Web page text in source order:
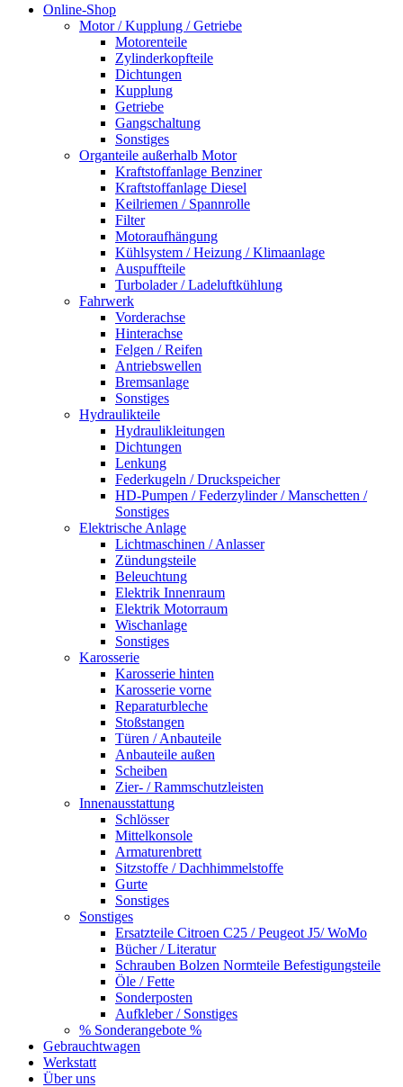
Online-Shop
Motor / Kupplung / Getriebe
Motorenteile
Zylinderkopfteile
Dichtungen
Kupplung
Getriebe
Gangschaltung
Sonstiges
Organteile außerhalb Motor
Kraftstoffanlage Benziner
Kraftstoffanlage Diesel
Keilriemen / Spannrolle
Filter
Motoraufhängung
Kühlsystem / Heizung / Klimaanlage
Auspuffteile
Turbolader / Ladeluftkühlung
Fahrwerk
Vorderachse
Hinterachse
Felgen / Reifen
Antriebswellen
Bremsanlage
Sonstiges
Hydraulikteile
Hydraulikleitungen
Dichtungen
Lenkung
Federkugeln / Druckspeicher
HD-Pumpen / Federzylinder / Manschetten /
Sonstiges
Elektrische Anlage
Lichtmaschinen / Anlasser
Zündungsteile
Beleuchtung
Elektrik Innenraum
Elektrik Motorraum
Wischanlage
Sonstiges
Karosserie
Karosserie hinten
Karosserie vorne
Reparaturbleche
Stoßstangen
Türen / Anbauteile
Anbauteile außen
Scheiben
Zier- / Rammschutzleisten
Innenausstattung
Schlösser
Mittelkonsole
Armaturenbrett
Sitzstoffe / Dachhimmelstoffe
Gurte
Sonstiges
Sonstiges
Ersatzteile Citroen C25 / Peugeot J5/ WoMo
Bücher / Literatur
Schrauben Bolzen Normteile Befestigungsteile
Öle / Fette
Sonderposten
Aufkleber / Sonstiges
% Sonderangebote %
Gebrauchtwagen
Werkstatt
Über uns